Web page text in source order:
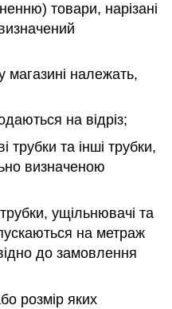
товари, нарізані
магазині належать,
на відріз;
трубки та інші трубки,
визначеною
ущільнювачі та
на метраж
до замовлення
розмір яких